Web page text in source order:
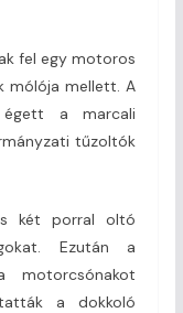
fel egy motoros
mólója mellett. A
a marcali
tűzoltók
két porral oltó
Ezután a
motorcsónakot
a dokkoló